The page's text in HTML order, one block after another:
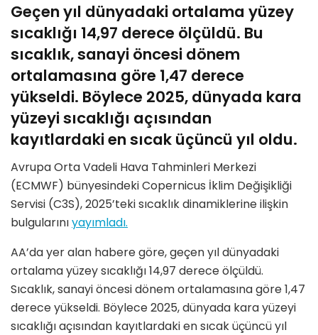
Geçen yıl dünyadaki ortalama yüzey
sıcaklığı 14,97 derece ölçüldü. Bu
sıcaklık, sanayi öncesi dönem
ortalamasına göre 1,47 derece
yükseldi. Böylece 2025, dünyada kara
yüzeyi sıcaklığı açısından
kayıtlardaki en sıcak üçüncü yıl oldu.
Avrupa Orta Vadeli Hava Tahminleri Merkezi
(ECMWF) bünyesindeki Copernicus İklim Değişikliği
Servisi (C3S), 2025’teki sıcaklık dinamiklerine ilişkin
bulgularınıyayımladı.
AA’da yer alan habere göre, geçen yıl dünyadaki
ortalama yüzey sıcaklığı 14,97 derece ölçüldü.
Sıcaklık, sanayi öncesi dönem ortalamasına göre 1,47
derece yükseldi. Böylece 2025, dünyada kara yüzeyi
sıcaklığı açısından kayıtlardaki en sıcak üçüncü yıl